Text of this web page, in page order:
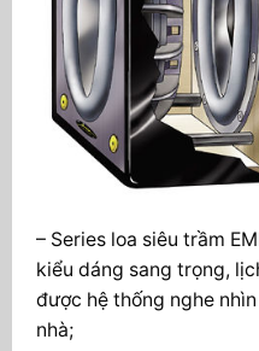
– Series loa siêu trầm
kiểu dáng sang trọng,
được hệ thống nghe
nhà;